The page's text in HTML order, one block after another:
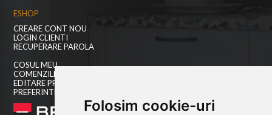
Folosim cookie-uri
ESHOP
CREARE CONT NOU
LOGIN CLIENTI
RECUPERARE PAROLA
COSUL MEU
COMENZILE MELE
EDITARE PROFIL
PREFERINTE COOKIES